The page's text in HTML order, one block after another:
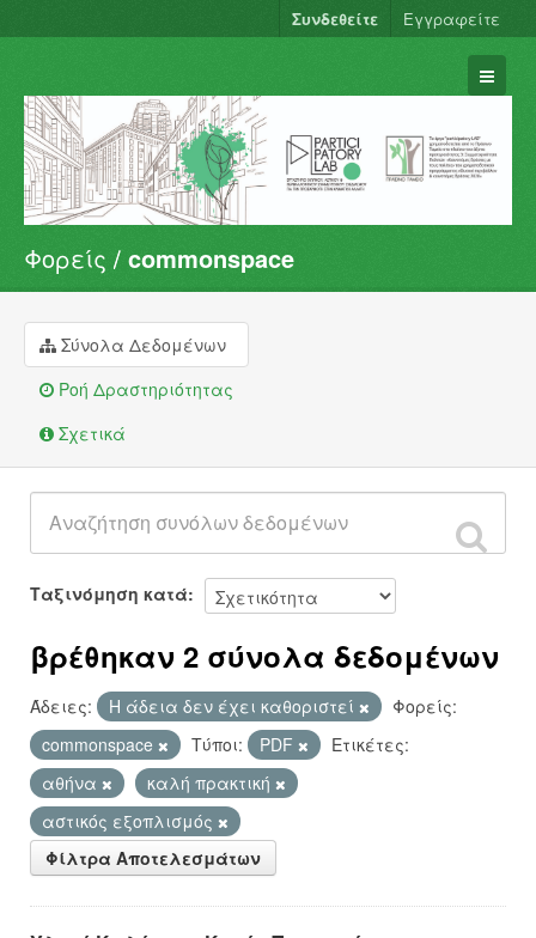
Συνδεθείτε Εγγραφείτε
Σύνολα Δεδομένων
Φορείς
Ομάδες
Σχετικά
Φορείς commonspace
Σύνολα Δεδομένων
Ροή Δραστηριότητας
Σχετικά
Ταξινόμηση κατά
βρέθηκαν 2 σύνολα δεδομένων
Άδειες: Η άδεια δεν έχει καθοριστεί
Φορείς:
commonspace
Τύποι: PDF
Ετικέτες:
αθήνα
καλή πρακτική
αστικός εξοπλισμός
Φίλτρα Αποτελεσμάτων